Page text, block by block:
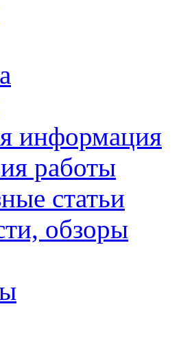
информация
работы
статьи
обзоры